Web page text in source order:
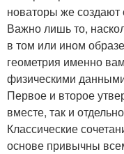
новаторы же создают
Важно лишь то,
в том или ином
геометрия именно
физическими
Первое и второе
вместе, так и
Классические
основе привычны